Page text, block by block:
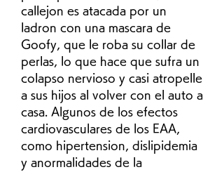
callejon es atacada por un
ladron con una mascara de
Goofy, que le roba su collar de
perlas, lo que hace que sufra un
colapso nervioso y casi atropelle
a sus hijos al volver con el auto a
casa. Algunos de los efectos
cardiovasculares de los EAA,
como hipertension, dislipidemia
y anormalidades de la